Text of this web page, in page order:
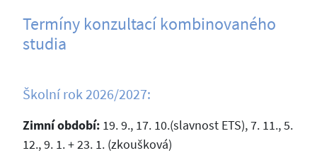
Termíny konzultací kombinovaného
studia
Školní rok 2026/2027:
Zimní období:19. 9., 17. 10.(slavnost ETS), 7. 11., 5.
12., 9. 1. + 23. 1. (zkoušková)